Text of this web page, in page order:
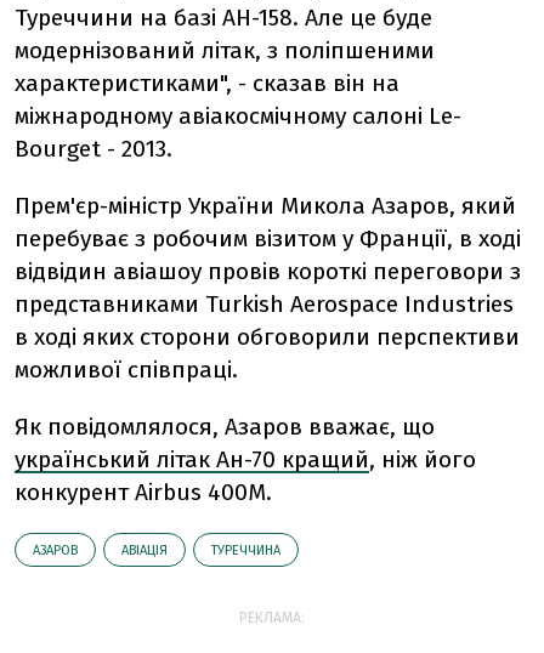
Туреччини на базі АН-158. Але це буде
модернізований літак, з поліпшеними
характеристиками", - сказав він на
міжнародному авіакосмічному салоні Le-
Bourget - 2013.
Прем'єр-міністр України Микола Азаров, який
перебуває з робочим візитом у Франції, в ході
відвідин авіашоу провів короткі переговори з
представниками Turkish Aerospace Industries
в ході яких сторони обговорили перспективи
можливої ​​співпраці.
Як повідомлялося, Азаров вважає, що
український літак Ан-70 кращий, ніж його
конкурент Airbus 400М.
АЗАРОВ АВІАЦІЯ ТУРЕЧЧИНА
РЕКЛАМА: